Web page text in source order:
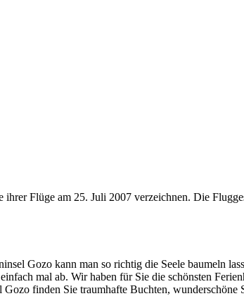
Flüge am 25. Juli 2007 verzeichnen. Die
Gozo kann man so richtig die Seele baumeln
mal ab. Wir haben für Sie die schönsten
finden Sie traumhafte Buchten, wunderschöne